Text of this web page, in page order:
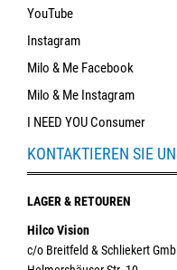
YouTube
Instagram
Milo & Me Facebook
Milo & Me Instagram
I NEED YOU Consumer
KONTAKTIEREN SIE
LAGER & RETOUREN
Hilco Vision
c/o Breitfeld & Schliekert